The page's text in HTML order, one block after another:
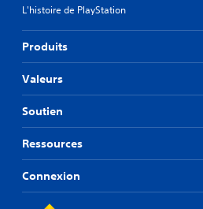
L'histoire de PlayStation
Produits
Valeurs
Soutien
Ressources
Connexion